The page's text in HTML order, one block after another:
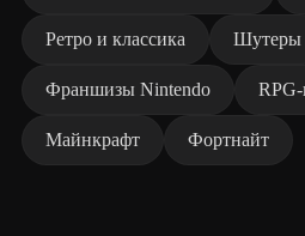
Ретро и классика Шутеры
Франшизы Nintendo
Майнкрафт Фортнайт